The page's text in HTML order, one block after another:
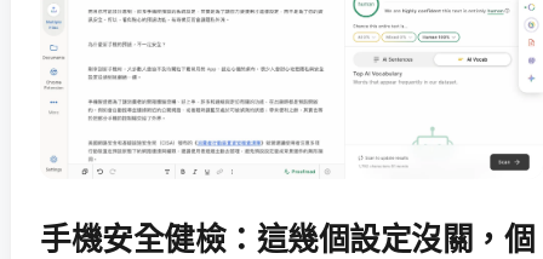
手機安全健檢：這幾個設定沒關，個